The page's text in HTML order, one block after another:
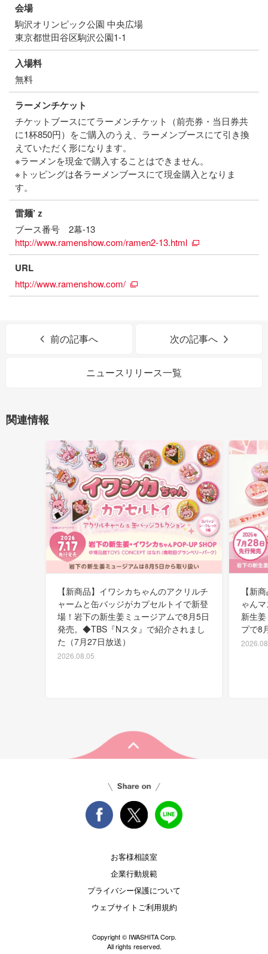
会場
駒沢オリンピック公園 中央広場
東京都世田谷区駒沢公園1-1
入場料
無料
ラーメンチケット
チケットブースにてラーメンチケット（前売券・当日券共
に1杯850円）をご購入のうえ、ラーメンブースにて引き換
えていただく形になります。
※ラーメンを現金で購入することはできません。
※トッピングは各ラーメンブースにて現金購入となりま
す。
雷麺’ｚ
ブース番号 2幕-13
http://www.ramenshow.com/ramen2-13.html
URL
http://www.ramenshow.com/
前の記事へ 次の記事へ
ニュースリリース一覧
関連情報
【新商品】イワシカちゃんのアクリルチ
ャームと缶バッジがカプセルトイで新登
場！岩下の新生姜ミュージアムで8月5日
発売。◆TBS『Nスタ』で紹介されまし
た（7月27日放送）
2026.08.05
【新
ゃん
新生
プで8
お客様相談室
企業行動規範
プライバシー保護について
ウェブサイトご利用規約
Copyright © IWASHITA Corp.
All rights reserved.